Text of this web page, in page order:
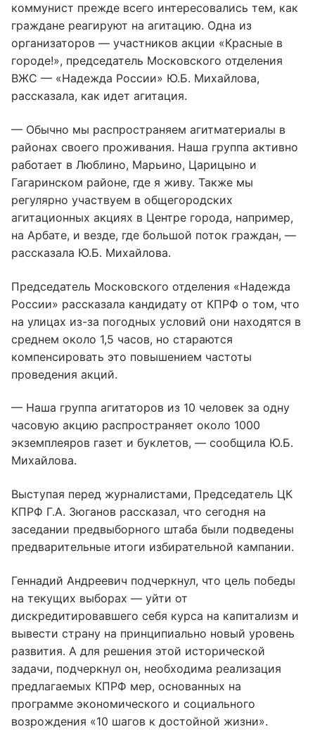
коммунист прежде всего интересовались тем, как
граждане реагируют на агитацию. Одна из
организаторов — участников акции «Красные в
городе!», председатель Московского отделения
ВЖС — «Надежда России» Ю.Б. Михайлова,
рассказала, как идет агитация.
— Обычно мы распространяем агитматериалы в
районах своего проживания. Наша группа активно
работает в Люблино, Марьино, Царицыно и
Гагаринском районе, где я живу. Также мы
регулярно участвуем в общегородских
агитационных акциях в Центре города, например,
на Арбате, и везде, где большой поток граждан, —
рассказала Ю.Б. Михайлова.
Председатель Московского отделения «Надежда
России» рассказала кандидату от КПРФ о том, что
на улицах из-за погодных условий они находятся в
среднем около 1,5 часов, но стараются
компенсировать это повышением частоты
проведения акций.
— Наша группа агитаторов из 10 человек за одну
часовую акцию распространяет около 1000
экземплеяров газет и буклетов, — сообщила Ю.Б.
Михайлова.
Выступая перед журналистами, Председатель ЦК
КПРФ Г.А. Зюганов рассказал, что сегодня на
заседании предвыборного штаба были подведены
предварительные итоги избирательной кампании.
Геннадий Андреевич подчеркнул, что цель победы
на текущих выборах — уйти от
дискредитировавшего себя курса на капитализм и
вывести страну на принципиально новый уровень
развития. А для решения этой исторической
задачи, подчеркнул он, необходима реализация
предлагаемых КПРФ мер, основанных на
программе экономического и социального
возрождения «10 шагов к достойной жизни».